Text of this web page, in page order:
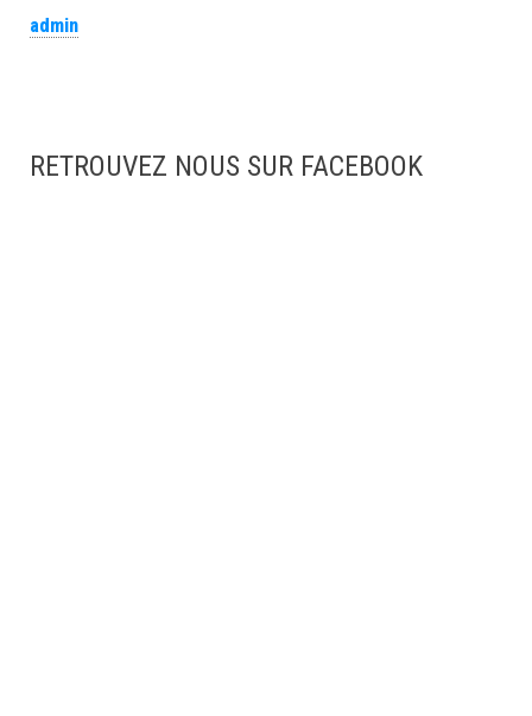
admin
RETROUVEZ NOUS SUR FACEBOOK